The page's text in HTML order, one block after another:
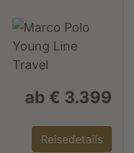
ab € 3.399
Reisedetails